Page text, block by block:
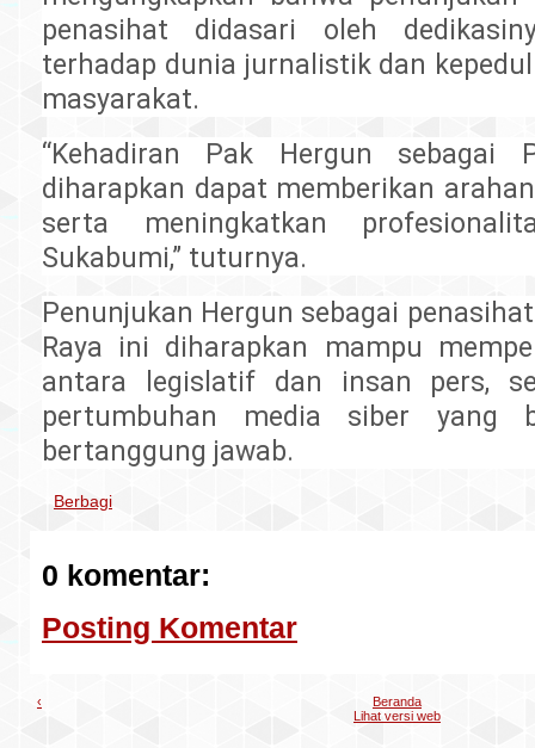
penasihat didasari oleh
terhadap dunia jurnalistik dan
masyarakat.
“Kehadiran Pak Hergun sebagai
diharapkan dapat memberikan
serta meningkatkan
Sukabumi,” tuturnya.
Penunjukan Hergun sebagai
Raya ini diharapkan mampu
antara legislatif dan insan pers,
pertumbuhan media siber yang
bertanggung jawab.
Berbagi
0 komentar:
Posting Komentar
‹
Beranda
Lihat versi web